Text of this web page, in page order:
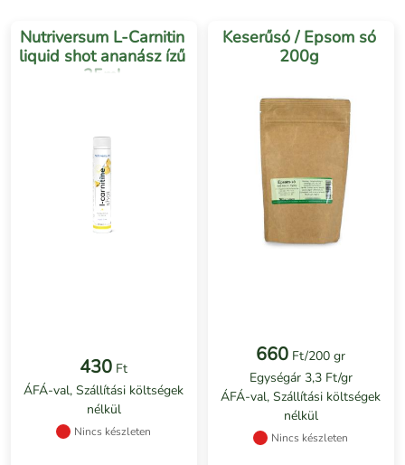
Nutriversum L-Carnitin
liquid shot ananász ízű
25ml
430 Ft
ÁFÁ-val, Szállítási költségek
nélkül
Nincs készleten
Keserűsó / Epsom só
200g
660 Ft/200 gr
Egységár 3,3 Ft/gr
ÁFÁ-val, Szállítási költségek
nélkül
Nincs készleten